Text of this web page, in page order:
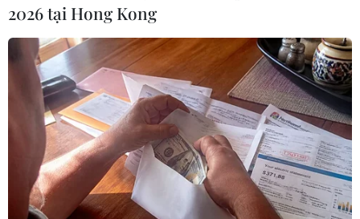
giày da với khoảng 2.500 lao động./.
Cận cảnh vụ
hỏa hoạn thiêu rụi siêu thị
điện máy ở An Giang
Khoảng 2h30 ngày 5/10/2024,
một vụ cháy lớn xảy ra tại siêu thị
Điện máy Xanh nằm trên đường
Trần Hưng Đạo (thành phố Long
2026 tại Hong Kong